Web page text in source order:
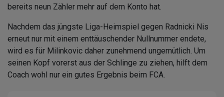
bereits neun Zähler mehr auf dem Konto hat.
Nachdem das jüngste Liga-Heimspiel gegen Radnicki Nis
erneut nur mit einem enttäuschender Nullnummer endete,
wird es für Milinkovic daher zunehmend ungemütlich. Um
seinen Kopf vorerst aus der Schlinge zu ziehen, hilft dem
Coach wohl nur ein gutes Ergebnis beim FCA.